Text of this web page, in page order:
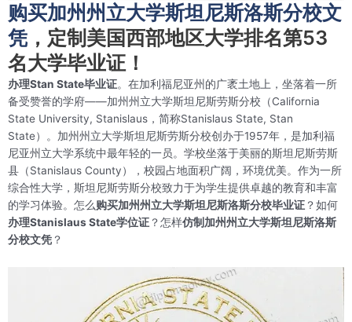
购买加州州立大学斯坦尼斯洛斯分校文
凭 ，定制美国西部地区大学排名第53
名大学毕业证！
办理Stan State毕业证。在加利福尼亚州的广袤土地上，坐落着一所
备受赞誉的学府——加州州立大学斯坦尼斯劳斯分校（California
State University, Stanislaus，简称Stanislaus State, Stan
State）。加州州立大学斯坦尼斯劳斯分校创办于1957年，是加利福
尼亚州立大学系统中最年轻的一员。学校坐落于美丽的斯坦尼斯劳斯
县（Stanislaus County），校园占地面积广阔，环境优美。作为一所
综合性大学，斯坦尼斯劳斯分校致力于为学生提供卓越的教育和丰富
的学习体验。怎么购买加州州立大学斯坦尼斯洛斯分校毕业证 ？如何
办理Stanislaus State学位证 ？怎样仿制加州州立大学斯坦尼斯洛斯
分校文凭 ？